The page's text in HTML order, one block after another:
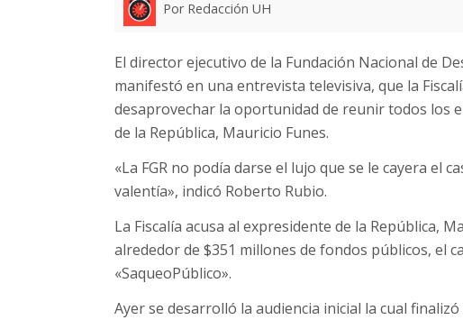
Por Redacción UH
El director ejecutivo de la Fundación Nacional de
manifestó en una entrevista televisiva, que la
desaprovechar la oportunidad de reunir todos los
de la República, Mauricio Funes.
«La FGR no podía darse el lujo que se le cayera el
valentía», indicó Roberto Rubio.
La Fiscalía acusa al expresidente de la República,
alrededor de $351 millones de fondos públicos, el
«SaqueoPúblico».
Ayer se desarrolló la audiencia inicial la cual